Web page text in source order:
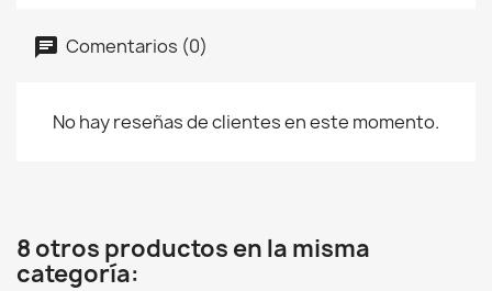
Comentarios (0)
No hay reseñas de clientes en este momento.
8 otros productos en la misma
categoría: